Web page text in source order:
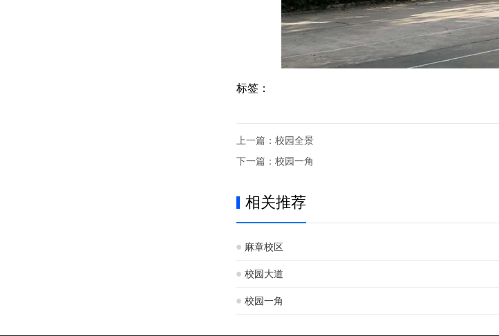
标签：
上一篇： 校园全景
下一篇： 校园一角
相关推荐
麻章校区
校园大道
校园一角